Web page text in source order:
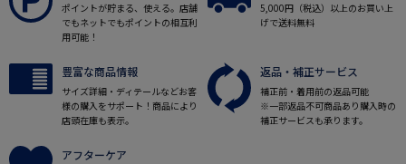
ポイントが貯まる、使える。店舗
でもネットでもポイントの相互利
用可能！
5,000円（税込）以上のお買い上
げで送料無料
豊富な商品情報
サイズ詳細・ディテールなどお客
様の購入をサポート！商品により
店頭在庫も表示。
返品・補正サービス
補正前・着用前の返品可能
※一部返品不可商品あり購入時の
補正サービスも承ります。
アフターケア